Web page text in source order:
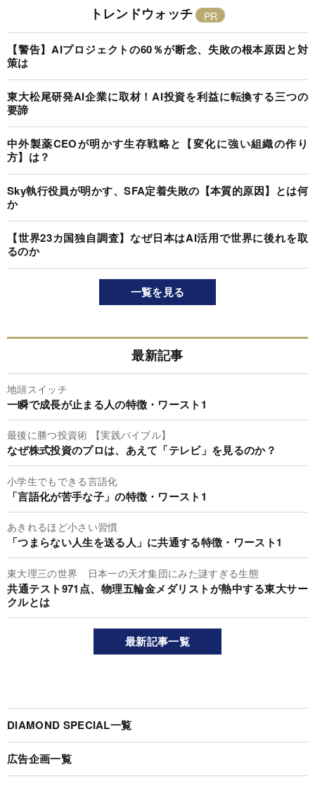
トレンドウォッチ
【警告】AIプロジェクトの60％が断念、失敗の根本原因と対
策は
東大松尾研発AI企業に取材！AI投資を利益に転換する三つの
要諦
中外製薬CEOが明かす生存戦略と【変化に強い組織の作り
方】は？
Sky執行役員が明かす、SFA定着失敗の【本質的原因】とは何
か
【世界23カ国独自調査】なぜ日本はAI活用で世界に後れを取
るのか
一覧を見る
最新記事
地頭スイッチ
一瞬で成長が止まる人の特徴・ワースト1
最後に勝つ投資術 【実践バイブル】
なぜ株式投資のプロは、あえて「テレビ」を見るのか？
小学生でもできる言語化
「言語化が苦手な子」の特徴・ワースト1
あきれるほど小さい習慣
「つまらない人生を送る人」に共通する特徴・ワースト1
東大理三の世界 日本一の天才集団にみた謎すぎる生態
共通テスト971点、物理五輪金メダリストが熱中する東大サー
クルとは
最新記事一覧
DIAMOND SPECIAL一覧
広告企画一覧